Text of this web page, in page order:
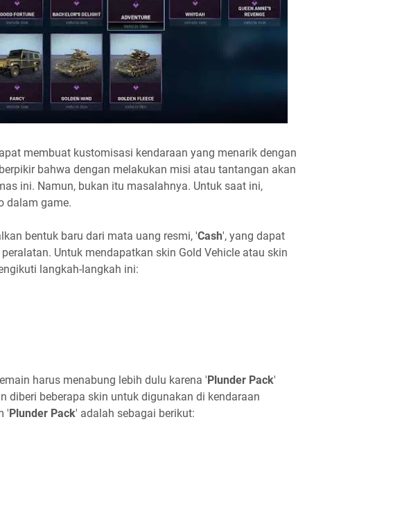
membuat kustomisasi kendaraan yang menarik dengan
bahwa dengan melakukan misi atau tantangan akan
ini. Namun, bukan itu masalahnya. Untuk saat ini,
dalam game.
bentuk baru dari mata uang resmi, 'Cash', yang dapat
Untuk mendapatkan skin Gold Vehicle atau skin
langkah-langkah ini:
harus menabung lebih dulu karena ' Plunder Pack'
diberi beberapa skin untuk digunakan di kendaraan
' Plunder Pack' adalah sebagai berikut: